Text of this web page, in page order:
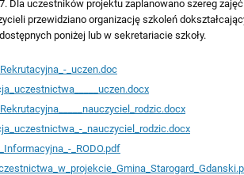
Dla uczestników projektu zaplanowano szereg
przewidziano organizację szkoleń
poniżej lub w sekretariacie szkoły.
_uczen.doc
_nauczyciel_rodzic.docx
_RODO.pdf